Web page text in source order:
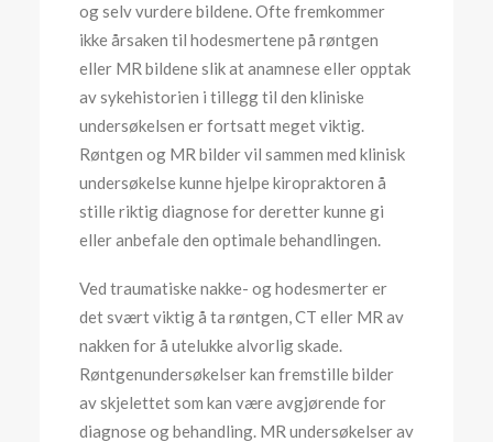
og selv vurdere bildene. Ofte fremkommer
ikke årsaken til hodesmertene på røntgen
eller MR bildene slik at anamnese eller opptak
av sykehistorien i tillegg til den kliniske
undersøkelsen er fortsatt meget viktig.
Røntgen og MR bilder vil sammen med klinisk
undersøkelse kunne hjelpe kiropraktoren å
stille riktig diagnose for deretter kunne gi
eller anbefale den optimale behandlingen.
Ved traumatiske nakke- og hodesmerter er
det svært viktig å ta røntgen, CT eller MR av
nakken for å utelukke alvorlig skade.
Røntgenundersøkelser kan fremstille bilder
av skjelettet som kan være avgjørende for
diagnose og behandling. MR undersøkelser av